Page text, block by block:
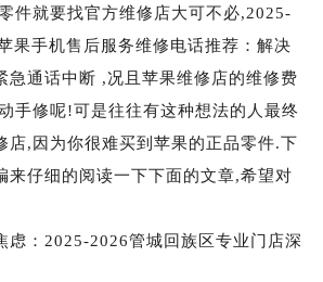
件就要找官方维修店大可不必,2025-
果手机售后服务维修电话推荐：解决
急通话中断 ,况且苹果维修店的维修费
手修呢!可是往往有这种想法的人最终
店,因为你很难买到苹果的正品零件.下
来仔细的阅读一下下面的文章,希望对
虑：2025-2026管城回族区专业门店深